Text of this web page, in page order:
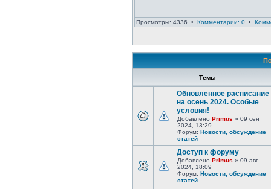
Просмотры: 4336 • Комментарии: 0 •
Темы
Обновленное расписание
на осень 2024. Особые
условия!
Добавлено Primus » 09 сен
2024, 13:29
Форум: Новости, обсуждение
статей
Доступ к форуму
Добавлено Primus » 09 авг
2024, 18:09
Форум: Новости, обсуждение
статей